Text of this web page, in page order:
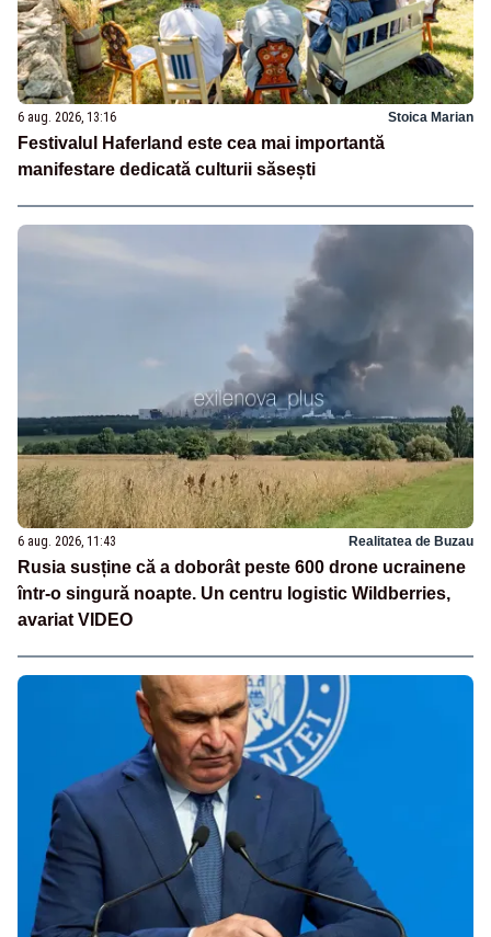
6 aug. 2026, 13:16 Stoica Marian
Festivalul Haferland este cea mai importantă
manifestare dedicată culturii săsești
6 aug. 2026, 11:43 Realitatea de Buzau
Rusia susține că a doborât peste 600 drone ucrainene
într-o singură noapte. Un centru logistic Wildberries,
avariat VIDEO